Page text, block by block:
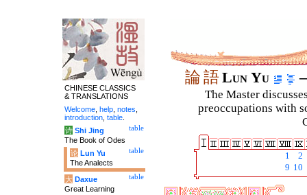
論語Lun Yu
The Master
preoccupations with
1
2
9 10
CHINESE CLASSICS
& TRANSLATIONS
Welcome help notes
introduction table
table
诗 Shi Jing
The Book of Odes
table
论 Lun Yu
The Analects
table
大 Daxue
Great Learning